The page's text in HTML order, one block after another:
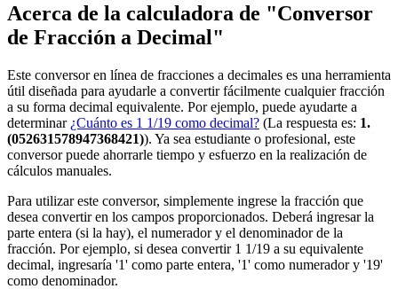
Acerca de la calculadora de "Conversor
de Fracción a Decimal"
Este conversor en línea de fracciones a decimales es una herramienta
útil diseñada para ayudarle a convertir fácilmente cualquier fracción
a su forma decimal equivalente. Por ejemplo, puede ayudarte a
determinar ¿Cuánto es 1 1/19 como decimal? (La respuesta es: 1.
(052631578947368421)). Ya sea estudiante o profesional, este
conversor puede ahorrarle tiempo y esfuerzo en la realización de
cálculos manuales.
Para utilizar este conversor, simplemente ingrese la fracción que
desea convertir en los campos proporcionados. Deberá ingresar la
parte entera (si la hay), el numerador y el denominador de la
fracción. Por ejemplo, si desea convertir 1 1/19 a su equivalente
decimal, ingresaría '1' como parte entera, '1' como numerador y '19'
como denominador.